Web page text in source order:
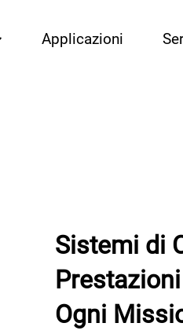
Applicazioni
Sistemi di
Ogni